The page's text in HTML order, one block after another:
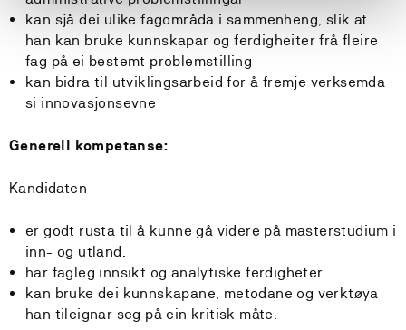
kan sjå dei ulike fagområda i sammenheng, slik at
han kan bruke kunnskapar og ferdigheiter frå fleire
fag på ei bestemt problemstilling
kan bidra til utviklingsarbeid for å fremje verksemda
si innovasjonsevne
Generell kompetanse:
Kandidaten
er godt rusta til å kunne gå videre på masterstudium i
inn- og utland.
har fagleg innsikt og analytiske ferdigheter
kan bruke dei kunnskapane, metodane og verktøya
han tileignar seg på ein kritisk måte.